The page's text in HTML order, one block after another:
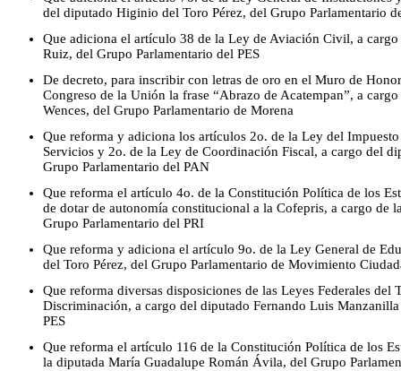
del diputado Higinio del Toro Pérez, del Grupo Parlamentario
Que adiciona el artículo 38 de la Ley de Aviación Civil, a cargo
Ruiz, del Grupo Parlamentario del PES
De decreto, para inscribir con letras de oro en el Muro de
Congreso de la Unión la frase “Abrazo de Acatempan”, a
Wences, del Grupo Parlamentario de Morena
Que reforma y adiciona los artículos 2o. de la Ley del
Servicios y 2o. de la Ley de Coordinación Fiscal, a cargo del
Grupo Parlamentario del PAN
Que reforma el artículo 4o. de la Constitución Política de los
de dotar de autonomía constitucional a la Cofepris, a cargo de
Grupo Parlamentario del PRI
Que reforma y adiciona el artículo 9o. de la Ley General de
del Toro Pérez, del Grupo Parlamentario de Movimiento
Que reforma diversas disposiciones de las Leyes Federales
Discriminación, a cargo del diputado Fernando Luis
PES
Que reforma el artículo 116 de la Constitución Política de los
la diputada María Guadalupe Román Ávila, del Grupo